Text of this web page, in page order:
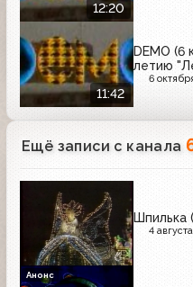
12:20
11:42
DEMO (6
летию
6
Ещё записи с канала
Шпилька
4
Анонс